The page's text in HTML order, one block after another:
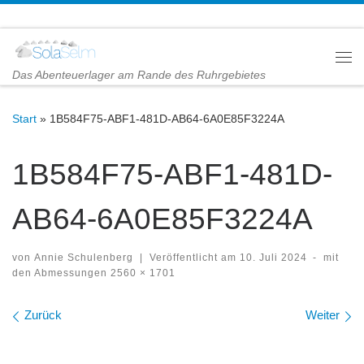
Das Abenteuerlager am Rande des Ruhrgebietes
Start » 1B584F75-ABF1-481D-AB64-6A0E85F3224A
1B584F75-ABF1-481D-
AB64-6A0E85F3224A
von Annie Schulenberg Veröffentlicht am 10. Juli 2024 -
mit
den Abmessungen 2560 × 1701
Bilder Navigation
Zurück Weiter